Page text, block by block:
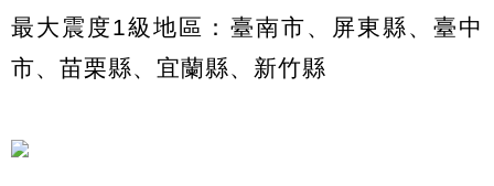
最大震度1級地區：臺南市、屏東縣、臺中
市、苗栗縣、宜蘭縣、新竹縣